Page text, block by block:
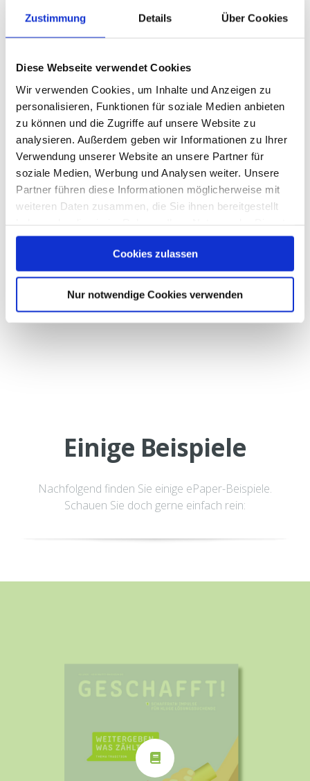
Zustimmung Details Über Cookies
Diese Webseite verwendet Cookies
Wir verwenden Cookies, um Inhalte und Anzeigen zu
personalisieren, Funktionen für soziale Medien anbieten
zu können und die Zugriffe auf unsere Website zu
analysieren. Außerdem geben wir Informationen zu Ihrer
Verwendung unserer Website an unsere Partner für
soziale Medien, Werbung und Analysen weiter. Unsere
Partner führen diese Informationen möglicherweise mit
weiteren Daten zusammen, die Sie ihnen bereitgestellt
gesammelt haben.
Datenschutzerklärung|Impressum
Cookies zulassen
Nur notwendige Cookies verwenden
Die Inhalte Ihres ePapers werden von
Suchmaschinen erfasst und indexiert (nur bei
Online-Verfügbarkeit). Auf Wunsch deaktivieren
wir diese Funktion auch.
gespeicherte oder alle Seiten der Publikation
Drucksymbol startet den Vorgang.
Einige Beispiele
Nachfolgend finden Sie einige ePaper-Beispiele.
Schauen Sie doch gerne einfach rein: